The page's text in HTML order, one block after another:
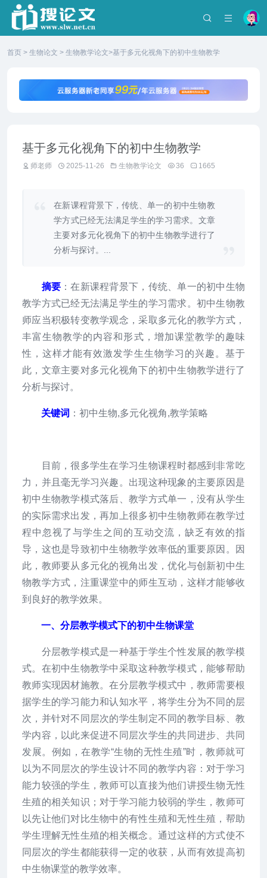
首页 > 生物论文 > 生物教学论文>基于多元化视角下的初中生物教学
基于多元化视角下的初中生物教学
师老师 2025-11-26 生物教学论文 36 1665
在新课程背景下，传统、单一的初中生物教
学方式已经无法满足学生的学习需求。文章
主要对多元化视角下的初中生物教学进行了
分析与探讨。...
摘要 ：在新课程背景下，传统、单一的初中生物
教学方式已经无法满足学生的学习需求。初中生物教
师应当积极转变教学观念，采取多元化的教学方式，
丰富生物教学的内容和形式，增加课堂教学的趣味
性，这样才能有效激发学生生物学习的兴趣。基于
此，文章主要对多元化视角下的初中生物教学进行了
分析与探讨。
关键词 ：初中生物,多元化视角,教学策略
目前，很多学生在学习生物课程时都感到非常吃
力，并且毫无学习兴趣。出现这种现象的主要原因是
初中生物教学模式落后、教学方式单一，没有从学生
的实际需求出发，再加上很多初中生物教师在教学过
程中忽视了与学生之间的互动交流，缺乏有效的指
导，这也是导致初中生物教学效率低的重要原因。因
此，教师要从多元化的视角出发，优化与创新初中生
物教学方式，注重课堂中的师生互动，这样才能够收
到良好的教学效果。
一、分层教学模式下的初中生物课堂
分层教学模式是一种基于学生个性发展的教学模
式。在初中生物教学中采取这种教学模式，能够帮助
教师实现因材施教。在分层教学模式中，教师需要根
据学生的学习能力和认知水平，将学生分为不同的层
次，并针对不同层次的学生制定不同的教学目标、教
学内容，以此来促进不同层次学生的共同进步、共同
发展。例如，在教学“生物的无性生殖”时，教师就可
以为不同层次的学生设计不同的教学内容：对于学习
能力较强的学生，教师可以直接为他们讲授生物无性
生殖的相关知识；对于学习能力较弱的学生，教师可
以先让他们对比生物中的有性生殖和无性生殖，帮助
学生理解无性生殖的相关概念。通过这样的方式使不
同层次的学生都能获得一定的收获，从而有效提高初
中生物课堂的教学效率。